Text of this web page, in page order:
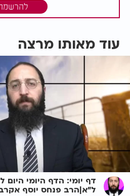
עוד מאותו מרצה
דף יומי: הדף היומי היום
ל"א|הרב פנחס יוסף